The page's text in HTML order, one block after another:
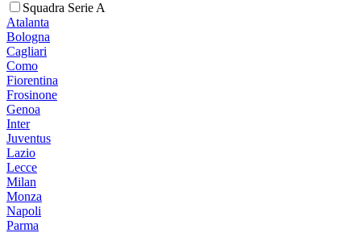
Squadra Serie A
Atalanta
Bologna
Cagliari
Como
Fiorentina
Frosinone
Genoa
Inter
Juventus
Lazio
Lecce
Milan
Monza
Napoli
Parma